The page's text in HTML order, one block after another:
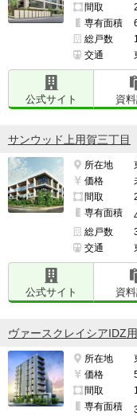
間取
専有面積
総戸数
交通
公式サイト 資
サンウッド上用賀三丁目
所在地
価格
間取
専有面積
総戸数
交通
公式サイト 資
ヴァースクレイシアIDZ
所在地
価格
間取
専有面積